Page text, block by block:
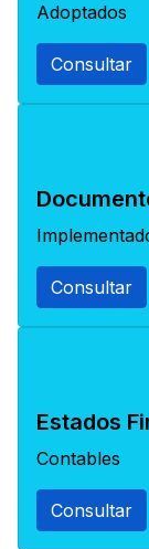
Adoptados
Consultar
Consultar
Estados
Contables
Consultar